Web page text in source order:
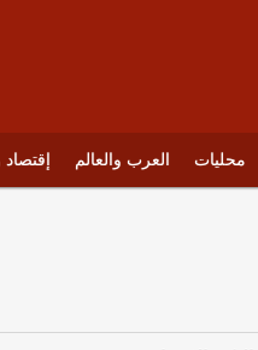
محليات العرب والعالم